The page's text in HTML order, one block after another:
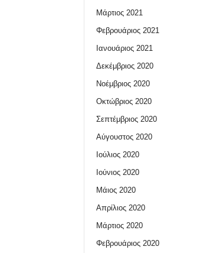
Μάρτιος 2021
Φεβρουάριος 2021
Ιανουάριος 2021
Δεκέμβριος 2020
Νοέμβριος 2020
Οκτώβριος 2020
Σεπτέμβριος 2020
Αύγουστος 2020
Ιούλιος 2020
Ιούνιος 2020
Μάιος 2020
Απρίλιος 2020
Μάρτιος 2020
Φεβρουάριος 2020